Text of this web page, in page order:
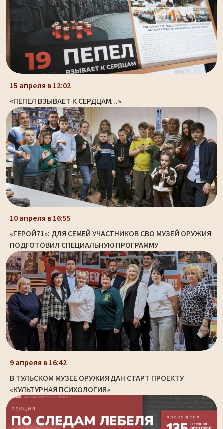
15 апреля в 12:02
«ПЕПЕЛ ВЗЫВАЕТ К СЕРДЦАМ…»
10 апреля в 16:55
«ГЕРОЙ71»: ДЛЯ СЕМЕЙ УЧАСТНИКОВ СВО МУЗЕЙ ОРУЖИЯ
ПОДГОТОВИЛ СПЕЦИАЛЬНУЮ ПРОГРАММУ
9 апреля в 16:42
В ТУЛЬСКОМ МУЗЕЕ ОРУЖИЯ ДАН СТАРТ ПРОЕКТУ
«КУЛЬТУРНАЯ ПСИХОЛОГИЯ»